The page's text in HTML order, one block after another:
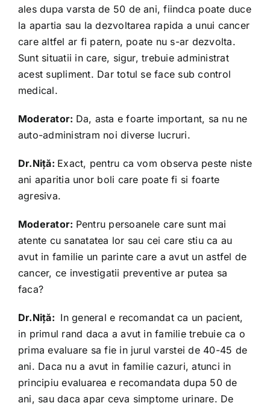
ales dupa varsta de 50 de ani, fiindca poate duce
la apartia sau la dezvoltarea rapida a unui cancer
care altfel ar fi patern, poate nu s-ar dezvolta.
Sunt situatii in care, sigur, trebuie administrat
acest supliment. Dar totul se face sub control
medical.
Moderator: Da, asta e foarte important, sa nu ne
auto-administram noi diverse lucruri.
Dr.Niță: Exact, pentru ca vom observa peste niste
ani aparitia unor boli care poate fi si foarte
agresiva.
Moderator: Pentru persoanele care sunt mai
atente cu sanatatea lor sau cei care stiu ca au
avut in familie un parinte care a avut un astfel de
cancer, ce investigatii preventive ar putea sa
faca?
Dr.Niță: In general e recomandat ca un pacient,
in primul rand daca a avut in familie trebuie ca o
prima evaluare sa fie in jurul varstei de 40-45 de
ani. Daca nu a avut in familie cazuri, atunci in
principiu evaluarea e recomandata dupa 50 de
ani, sau daca apar ceva simptome urinare. De